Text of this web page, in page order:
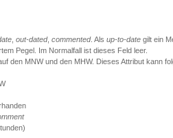
out-dated, commented. Als up-to-date gilt ein
Pegel. Im Normalfall ist dieses Feld leer.
den MNW und den MHW. Dieses Attribut kann